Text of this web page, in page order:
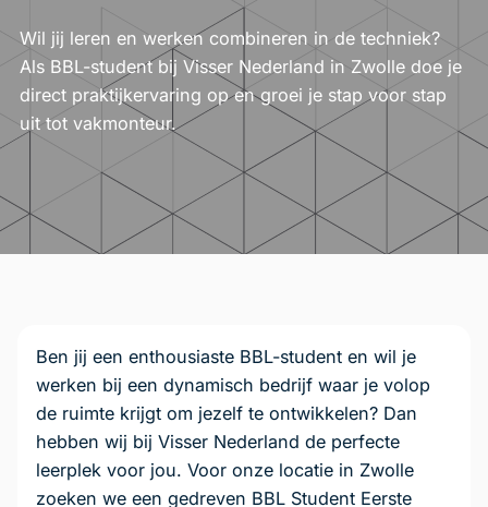
Wil jij leren en werken combineren in de techniek?
Als BBL-student bij Visser Nederland in Zwolle doe je
direct praktijkervaring op en groei je stap voor stap
uit tot vakmonteur.
Ben jij een enthousiaste BBL-student en wil je
werken bij een dynamisch bedrijf waar je volop
de ruimte krijgt om jezelf te ontwikkelen? Dan
hebben wij bij Visser Nederland de perfecte
leerplek voor jou. Voor onze locatie in Zwolle
zoeken we een gedreven BBL Student Eerste